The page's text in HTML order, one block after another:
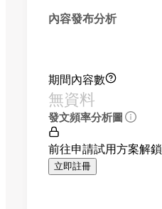
內容發布分析
期間內容數
無資料
發文頻率分析圖
前往申請試用方案解鎖
立即註冊